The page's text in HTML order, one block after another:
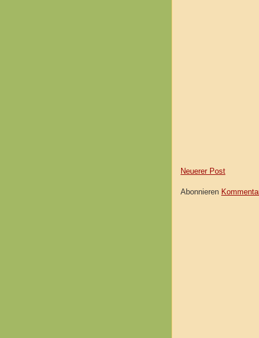
Neuerer Post
Abonnieren